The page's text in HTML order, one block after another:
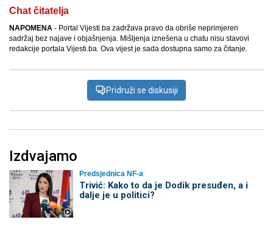
Chat čitatelja
NAPOMENA - Portal Vijesti.ba zadržava pravo da obriše neprimjeren
sadržaj bez najave i objašnjenja. Mišljenja iznešena u chatu nisu stavovi
redakcije portala Vijesti.ba. Ova vijest je sada dostupna samo za čitanje.
Pridruži se diskusiji
Izdvajamo
Predsjednica NF-a
Trivić: Kako to da je Dodik presuđen, a i
dalje je u politici?